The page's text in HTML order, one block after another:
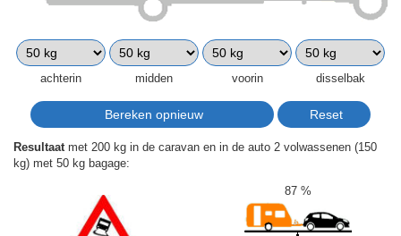
achterin midden voorin disselbak
Resultaat met 200 kg in de caravan en in de auto 2 volwassenen (150
kg) met 50 kg bagage:
87 %